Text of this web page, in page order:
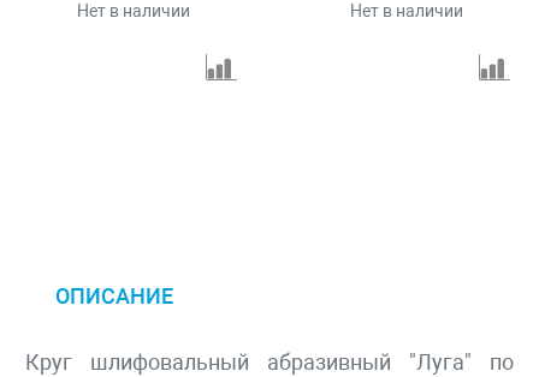
Нет в наличии Нет в наличии
ОПИСАНИЕ
Круг шлифовальный абразивный "Луга" по